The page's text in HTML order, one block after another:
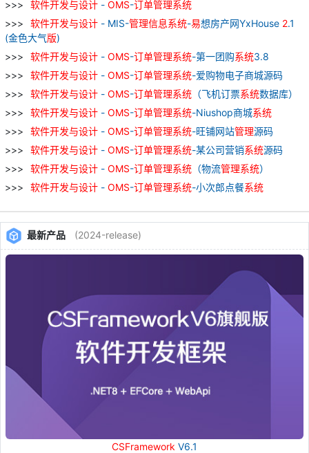
软件开发与设计 - OMS-订单管理系统
软件开发与设计 - MIS-管理信息系统-易想房产网YxHouse 2.1
(金色大气版)
软件开发与设计 - OMS-订单管理系统-第一团购系统3.8
软件开发与设计 - OMS-订单管理系统-爱购物电子商城源码
软件开发与设计 - OMS-订单管理系统 （飞机订票系统数据库）
软件开发与设计 - OMS-订单管理系统-Niushop商城系统
软件开发与设计 - OMS-订单管理系统-旺铺网站管理源码
软件开发与设计 - OMS-订单管理系统-某公司营销系统源码
软件开发与设计 - OMS-订单管理系统 （物流管理系统）
软件开发与设计 - OMS-订单管理系统-小次郎点餐系统
最新产品 (2024-release)
CSFramework V6.1